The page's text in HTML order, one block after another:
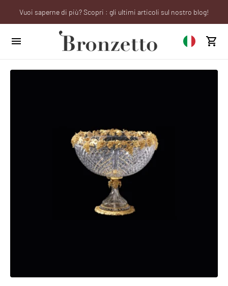
We will be closed from 10th to 21st August
Vuoi saperne di più? Scopri : gli ultimi articoli sul nostro blog!
Sei un professionista? Richiedi il tuo account aziendale!